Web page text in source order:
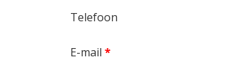
Telefoon
E-mail *